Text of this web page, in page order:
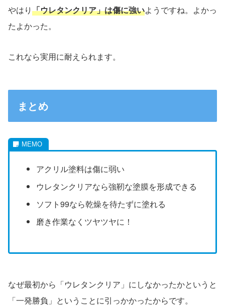
やはり「ウレタンクリア」は傷に強いようですね。よかっ
たよかった。
これなら実用に耐えられます。
まとめ
アクリル塗料は傷に弱い
ウレタンクリアなら強靭な塗膜を形成できる
ソフト99なら乾燥を待たずに塗れる
磨き作業なくツヤツヤに！
なぜ最初から「ウレタンクリア」にしなかったかというと
「一発勝負」ということに引っかかったからです。